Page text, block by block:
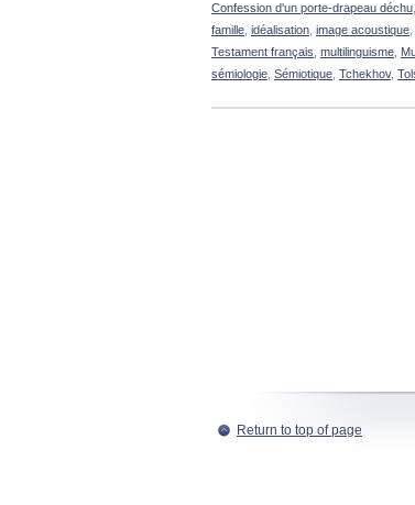
Confession d'un porte-drapeau déchu
famille idéalisation image acoustique
Testament français multilinguisme
sémiologie Sémiotique Tchekhov,
Return to top of page